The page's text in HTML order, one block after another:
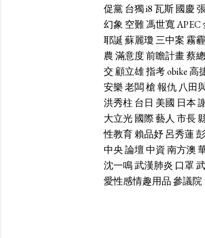
促黨台獨i8瓦斯國慶
幻象 空難馮世寬APEC
耶誕蘇麗瓊三中案霧霾
農滿意度前瞻計畫蔡
交 顧立雄指考obike高
安樂老闆槍報仇 八田
洪秀柱 台日 美國 日本
大立光國際藝人 市長
性教育賴品妤呂秀蓮
中央論壇中資南方澳
沈一鳴武漢肺炎 口罩
愛性感情趣用品參議院